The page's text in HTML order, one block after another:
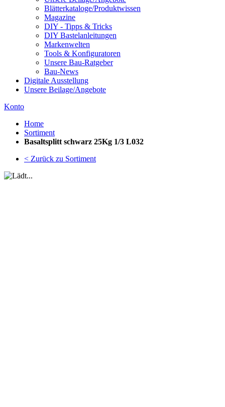
Blätterkataloge/Produktwissen
Magazine
DIY - Tipps & Tricks
DIY Bastelanleitungen
Markenwelten
Tools & Konfiguratoren
Unsere Bau-Ratgeber
Bau-News
Digitale Ausstellung
Unsere Beilage/Angebote
Konto
Home
Sortiment
Basaltsplitt schwarz 25Kg 1/3 L032
< Zurück zu Sortiment